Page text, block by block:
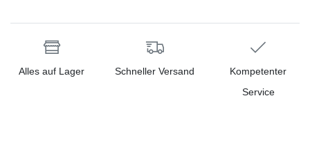
Alles auf Lager Schneller Versand
Kompetenter
Service